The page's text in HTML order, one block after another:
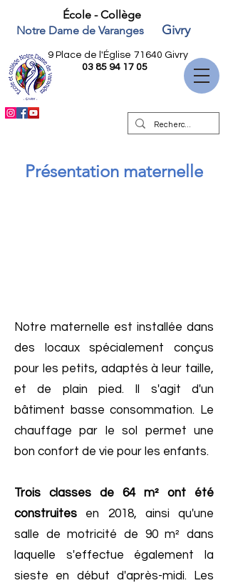
École - Collège
Notre Dame de Varanges
Givry
9 Place de l'Église 71640 Givry
03 85 94 17 05
Présentation maternelle
Notre maternelle est installée dans
des locaux spécialement conçus
pour les petits, adaptés à leur taille,
et de plain pied. Il s'agit d'un
bâtiment basse consommation. Le
chauffage par le sol permet une
bon confort de vie pour les enfants.
Trois classes de 64 m² ont été
construites en 2018, ainsi qu'une
salle de motricité de 90 m² dans
laquelle s'effectue également la
sieste en début d'après-midi. Les